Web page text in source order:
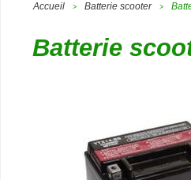
Accueil > Batterie scooter >
Batterie